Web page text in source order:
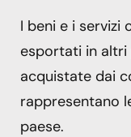
I beni e i servizi
esportati in altri
acquistate dai
rappresentano
paese.